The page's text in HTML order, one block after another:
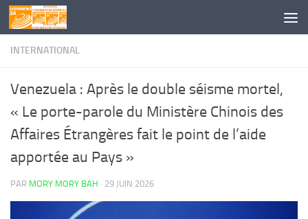
Skip to content
INTERNATIONAL
Venezuela : Après le double séisme mortel,
« Le porte-parole du Ministère Chinois des
Affaires Étrangères fait le point de l’aide
apportée au Pays »
PAR MORY MORY BAH · 29 JUIN 2026